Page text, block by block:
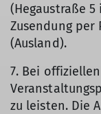
(Hegaustraße
Zusendung per
(Ausland).
7. Bei
zu leisten. Die